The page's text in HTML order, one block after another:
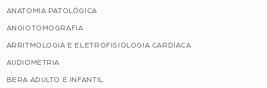
ANATOMIA PATOLÓGICA
ANGIOTOMOGRAFIA
ARRITMOLOGIA E ELETROFISIOLOGIA CARDÍACA
AUDIOMETRIA
BERA ADULTO E INFANTIL